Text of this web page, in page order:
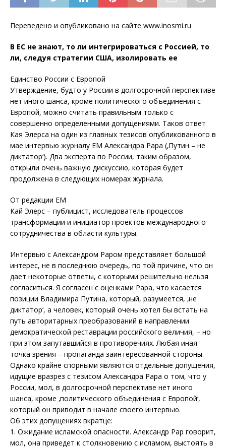
Переведено и опубликовано на сайте www.inosmi.ru
В ЕС не знают, то ли интегрироваться с Россией, то
ли, следуя стратегии США, изолировать ее
Единство России с Европой
Утверждение, будто у России в долгосрочной перспективе
нет иного шанса, кроме политического объединения с
Европой, можно считать правильным только с
совершенно определенными допущениями. Таков ответ
Кая Элерса на один из главных тезисов опубликованного в
мае интервью журналу ЕМ Александра Рара (‚Путин – не
диктатор‘). Два эксперта по России, таким образом,
открыли очень важную дискуссию, которая будет
продолжена в следующих номерах журнала.
От редакции ЕМ
Кай Элерс – публицист, исследователь процессов
трансформации и инициатор проектов международного
сотрудничества в области культуры.
Интервью с Александром Раром представляет большой
интерес, не в последнюю очередь, по той причине, что он
дает некоторые ответы, с которыми решительно нельзя
согласиться. Я согласен с оценками Рара, что касается
позиции Владимира Путина, который, разумеется, ‚не
диктатор‘, а человек, который очень хотел бы встать на
путь авторитарных преобразований в направлении
демократической реставрации российского величия, – но
при этом запутавшийся в противоречиях. Любая иная
точка зрения – пропаганда заинтересованной стороны.
Однако крайне спорными являются отдельные допущения,
идущие вразрез с тезисом Александра Рара о том, что у
России, мол, в долгосрочной перспективе нет иного
шанса, кроме ‚политического объединения с Европой‘,
который он приводит в начале своего интервью.
Об этих допущениях вкратце:
1. Ожидание исламской опасности. Александр Рар говорит,
мол, она приведет к столкновению с исламом, выстоять в